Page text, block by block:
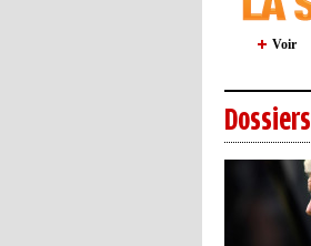
Voir
Dossiers